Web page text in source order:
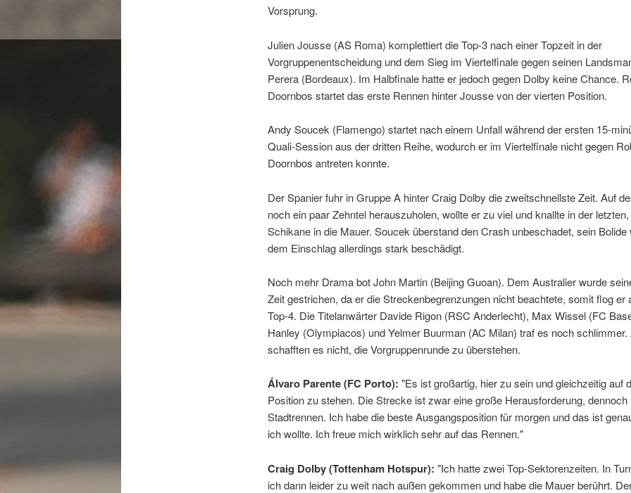
Vorsprung.
Julien Jousse (AS Roma) komplettiert die Top-3 nach einer Topzeit in der
Vorgruppenentscheidung und dem Sieg im Viertelfinale gegen seinen
Perera (Bordeaux). Im Halbfinale hatte er jedoch gegen Dolby keine Chance.
Doornbos startet das erste Rennen hinter Jousse von der vierten Position.
Andy Soucek (Flamengo) startet nach einem Unfall während der ersten 15-
Quali-Session aus der dritten Reihe, wodurch er im Viertelfinale nicht gegen
Doornbos antreten konnte.
Der Spanier fuhr in Gruppe A hinter Craig Dolby die zweitschnellste Zeit. Auf
noch ein paar Zehntel herauszuholen, wollte er zu viel und knallte in der
Schikane in die Mauer. Soucek überstand den Crash unbeschadet, sein Bolide
dem Einschlag allerdings stark beschädigt.
Noch mehr Drama bot John Martin (Beijing Guoan). Dem Australier wurde
Zeit gestrichen, da er die Streckenbegrenzungen nicht beachtete, somit flog er
Top-4. Die Titelanwärter Davide Rigon (RSC Anderlecht), Max Wissel (FC
Hanley (Olympiacos) und Yelmer Buurman (AC Milan) traf es noch schlimmer.
schafften es nicht, die Vorgruppenrunde zu überstehen.
Álvaro Parente (FC Porto): "Es ist großartig, hier zu sein und gleichzeitig auf
Position zu stehen. Die Strecke ist zwar eine große Herausforderung, dennoch
Stadtrennen. Ich habe die beste Ausgangsposition für morgen und das ist
ich wollte. Ich freue mich wirklich sehr auf das Rennen."
Craig Dolby (Tottenham Hotspur): "Ich hatte zwei Top-Sektorenzeiten. In
ich dann leider zu weit nach außen gekommen und habe die Mauer berührt.